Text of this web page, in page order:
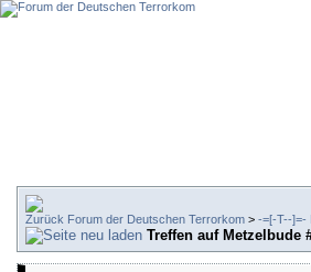
Forum der Deutschen Terrorkom > -=[-T--]=-
Treffen auf Metzelbude